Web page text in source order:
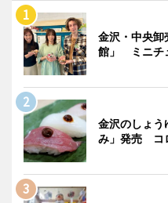
金沢・中央卸
館」 ミニチ
金沢のしょう
み」発売 コ